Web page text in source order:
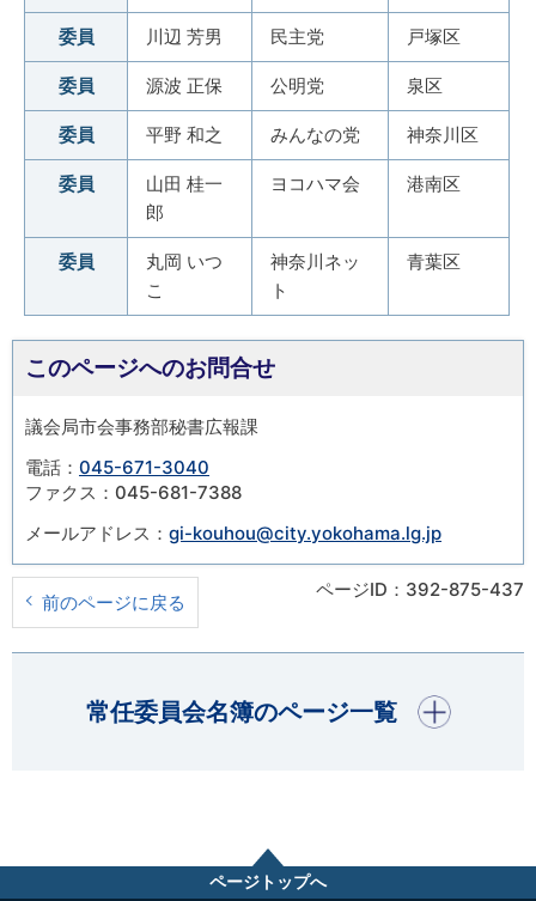
委員 川辺 芳男 民主党 戸塚区
委員 源波 正保 公明党 泉区
委員 平野 和之 みんなの党 神奈川区
委員
山田 桂一
郎
ヨコハマ会 港南区
委員
丸岡 いつ
こ
神奈川ネッ
ト
青葉区
このページへのお問合せ
議会局市会事務部秘書広報課
電話： 045-671-3040
ファクス：045-681-7388
メールアドレス： gi-kouhou@city.yokohama.lg.jp
前のページに戻る
ページID：392-875-437
常任委員会名簿のページ一覧
開く
ページトップへ